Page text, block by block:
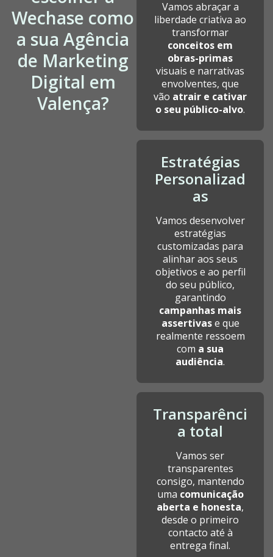
Wechase como
a sua Agência
de Marketing
Digital em
Valença?
Vamos abraçar a
liberdade criativa ao
transformar
conceitos em
obras-primas
visuais e narrativas
envolventes, que
vão atrair e cativar
o seu público-alvo.
Estratégias
Personalizad
as
Vamos desenvolver
estratégias
customizadas para
alinhar aos seus
objetivos e ao perfil
do seu público,
garantindo
campanhas mais
assertivase que
realmente ressoem
com a sua
audiência.
Transparênci
a total
Vamos ser
transparentes
consigo, mantendo
uma comunicação
aberta e honesta,
desde o primeiro
contacto até à
entrega final.